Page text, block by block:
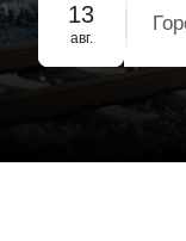
Групповое
13
авг.